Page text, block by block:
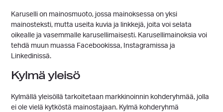
Karuselli on mainosmuoto, jossa mainoksessa on yksi
mainosteksti, mutta useita kuvia ja linkkejä, joita voi selata
oikealle ja vasemmalle karusellimaisesti. Karusellimainoksia voi
tehdä muun muassa Facebookissa, Instagramissa ja
Linkedinissä.
Kylmä yleisö
Kylmällä yleisöllä tarkoitetaan markkinoinnin kohderyhmää, jolla
ei ole vielä kytköstä mainostajaan. Kylmä kohderyhmä